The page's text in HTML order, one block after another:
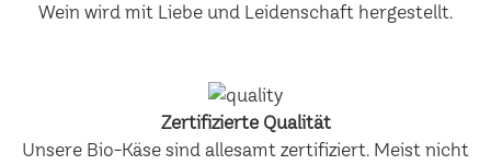
Wein wird mit Liebe und Leidenschaft hergestellt.
Zertifizierte Qualität
Unsere Bio-Käse sind allesamt zertifiziert. Meist nicht